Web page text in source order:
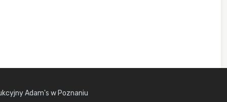
Adam's w Poznaniu